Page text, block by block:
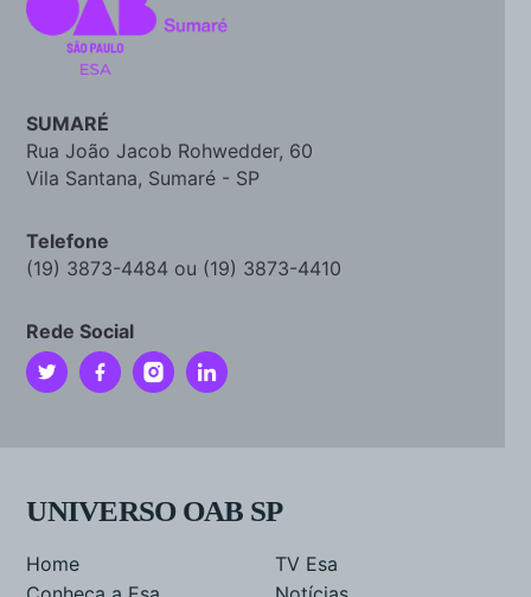
SUMARÉ
Rua João Jacob Rohwedder, 60
Vila Santana, Sumaré - SP
Telefone
(19) 3873-4484 ou (19) 3873-4410
Rede Social
UNIVERSO OAB SP
Home
TV Esa